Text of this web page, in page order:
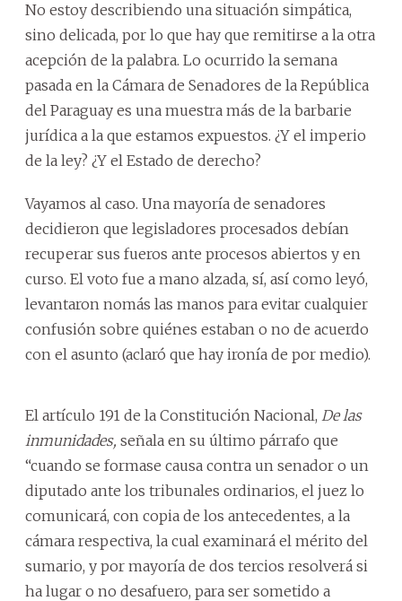
No estoy describiendo una situación simpática,
sino delicada, por lo que hay que remitirse a la otra
acepción de la palabra. Lo ocurrido la semana
pasada en la Cámara de Senadores de la República
del Paraguay es una muestra más de la barbarie
jurídica a la que estamos expuestos. ¿Y el imperio
de la ley? ¿Y el Estado de derecho?
Vayamos al caso. Una mayoría de senadores
decidieron que legisladores procesados debían
recuperar sus fueros ante procesos abiertos y en
curso. El voto fue a mano alzada, sí, así como leyó,
levantaron nomás las manos para evitar cualquier
confusión sobre quiénes estaban o no de acuerdo
con el asunto (aclaró que hay ironía de por medio).
El artículo 191 de la Constitución Nacional, De las
inmunidades, señala en su último párrafo que
“cuando se formase causa contra un senador o un
diputado ante los tribunales ordinarios, el juez lo
comunicará, con copia de los antecedentes, a la
cámara respectiva, la cual examinará el mérito del
sumario, y por mayoría de dos tercios resolverá si
ha lugar o no desafuero, para ser sometido a